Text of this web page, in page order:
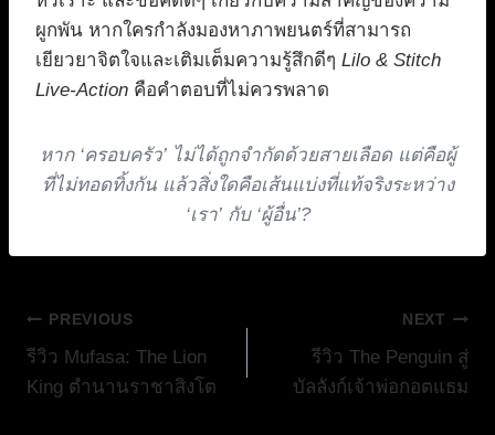
ผูกพัน หากใครกำลังมองหาภาพยนตร์ที่สามารถ
เยียวยาจิตใจและเติมเต็มความรู้สึกดีๆ Lilo & Stitch
Live-Action คือคำตอบที่ไม่ควรพลาด
หาก ‘ครอบครัว’ ไม่ได้ถูกจำกัดด้วยสายเลือด แต่คือผู้
ที่ไม่ทอดทิ้งกัน แล้วสิ่งใดคือเส้นแบ่งที่แท้จริงระหว่าง
‘เรา’ กับ ‘ผู้อื่น’?
แนะแนว
เรื่อง
PREVIOUS
รีวิว Mufasa: The Lion
King ตำนานราชาสิงโต
NEXT
รีวิว The Penguin สู่
บัลลังก์เจ้าพ่อกอตแธม